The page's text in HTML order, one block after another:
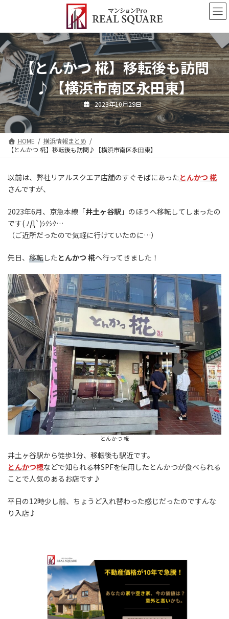
ン
ツ
へ
ス
キ
ッ
プ
ー
シ
ョ
ン
に
移
動
【とんかつ 椛】移転後も訪問
♪【横浜市南区永田東】
2023年10月29日
HOME
横浜情報まとめ
【とんかつ 椛】移転後も訪問♪【横浜市南区永田東】
以前は、弊社リアルスクエア店舗のすぐそばにあったとんかつ 椛
さんですが、
2023年6月、京急本線「井土ヶ谷駅 」のほうへ移転してしまったの
です( ﾉД`)ｼｸｼｸ…
（ご近所だったので気軽に行けていたのに…）
先日、 移転したとんかつ 椛へ行ってきました！
とんかつ 椛
井土ヶ谷駅から徒歩1分、移転後も駅近です。
とんかつ檍などで知られる林SPFを使用したとんかつが食べられる
ことで人気のあるお店です♪
平日の12時少し前、ちょうど入れ替わった感じだったのですんな
り入店♪